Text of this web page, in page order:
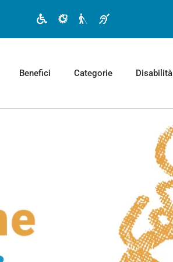
Disabilità motoria
Disabilità cognitiva
Disabilità visiva
Benefici Categorie Disabilità